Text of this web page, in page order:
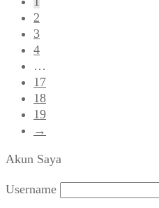
2
3
4
…
17
18
19
→
Akun Saya
Username